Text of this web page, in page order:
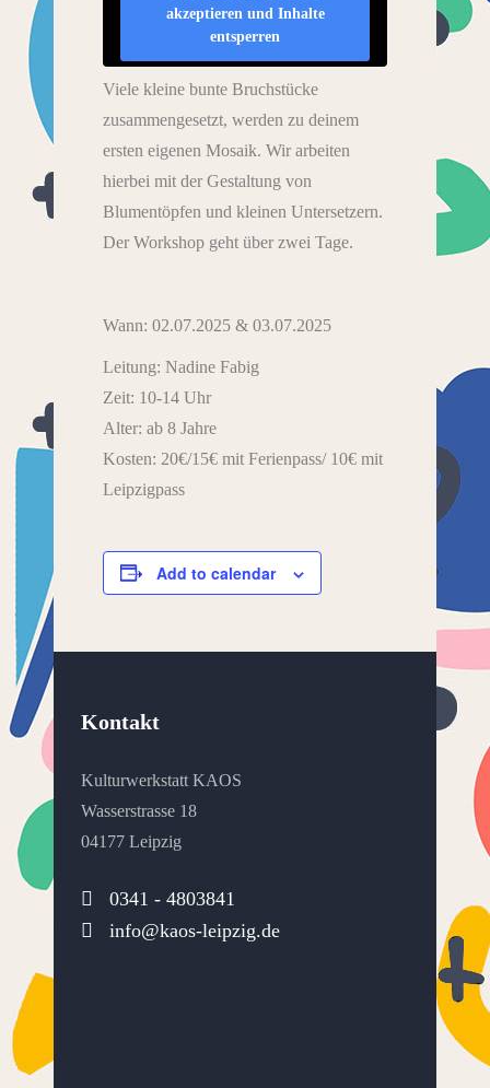
akzeptieren und Inhalte
entsperren
Viele kleine bunte Bruchstücke
zusammengesetzt, werden zu deinem
ersten eigenen Mosaik. Wir arbeiten
hierbei mit der Gestaltung von
Blumentöpfen und kleinen Untersetzern.
Der Workshop geht über zwei Tage.
Wann: 02.07.2025 & 03.07.2025
Leitung: Nadine Fabig
Zeit: 10-14 Uhr
Alter: ab 8 Jahre
Kosten: 20€/15€ mit Ferienpass/ 10€ mit
Leipzigpass
Add to calendar
Kontakt
Kulturwerkstatt KAOS
Wasserstrasse 18
04177 Leipzig
0341 - 4803841
info@kaos-leipzig.de